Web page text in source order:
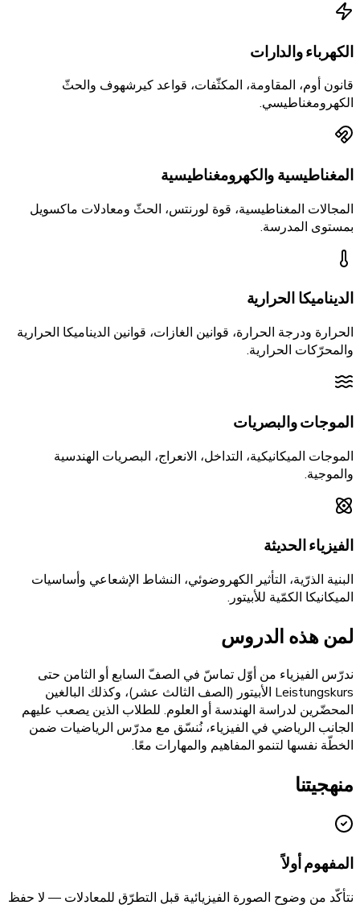
الكهرباء والدارات
قانون أوم، المقاومة، المكثّفات، قواعد كيرشهوف والحثّ
الكهرومغناطيسي.
المغناطيسية والكهرومغناطيسية
المجالات المغناطيسية، قوة لورنتس، الحثّ ومعادلات ماكسويل
بمستوى المدرسة.
الديناميكا الحرارية
الحرارة ودرجة الحرارة، قوانين الغازات، قوانين الديناميكا الحرارية
والمحرّكات الحرارية.
الموجات والبصريات
الموجات الميكانيكية، التداخل، الانعراج، البصريات الهندسية
والموجية.
الفيزياء الحديثة
البنية الذرّية، التأثير الكهروضوئي، النشاط الإشعاعي وأساسيات
الميكانيكا الكمّية للأبيتور.
لمن هذه الدروس
ندرّس الفيزياء من أوّل تماسّ في الصفّ السابع أو الثامن حتى
Leistungskurs الأبيتور (الصف الثالث عشر)، وكذلك البالغين
المحضّرين لدراسة الهندسة أو العلوم. للطلاب الذين يصعب عليهم
الجانب الرياضي في الفيزياء، نُنسّق مع مدرّس الرياضيات ضمن
الخطّة نفسها لتنمو المفاهيم والمهارات معًا.
منهجيتنا
المفهوم أولاً
نتأكّد من وضوح الصورة الفيزيائية قبل التطرّق للمعادلات — لا حفظ